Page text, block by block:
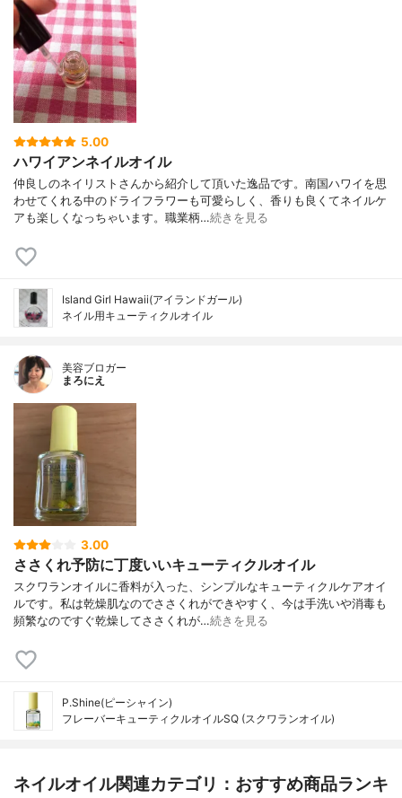
5.00
ハワイアンネイルオイル
仲良しのネイリストさんから紹介して頂いた逸品です。南国ハワイを思
わせてくれる中のドライフラワーも可愛らしく、香りも良くてネイルケ
アも楽しくなっちゃいます。職業柄…続きを見る
Island Girl Hawaii(アイランドガール)
ネイル用キューティクルオイル
美容ブロガー
まろにえ
3.00
ささくれ予防に丁度いいキューティクルオイル
スクワランオイルに香料が入った、シンプルなキューティクルケアオイ
ルです。私は乾燥肌なのでささくれができやすく、今は手洗いや消毒も
頻繁なのですぐ乾燥してささくれが…続きを見る
P.Shine(ピーシャイン)
フレーバーキューティクルオイルSQ (スクワランオイル)
ネイルオイル関連カテゴリ：おすすめ商品ランキ